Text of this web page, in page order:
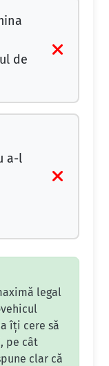
de
a-l
legal
îți cere să
pe cât
clar că